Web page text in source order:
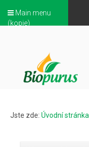
Main menu
(kopie)
Jste zde: Úvodní stránka